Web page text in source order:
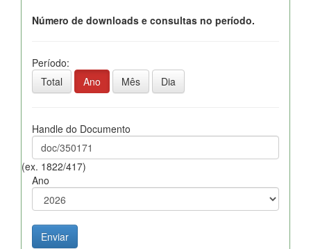
Número de downloads e consultas no período.
Período:
Total
Ano Mês Dia
Handle do Documento
(ex. 1822/417)
Ano